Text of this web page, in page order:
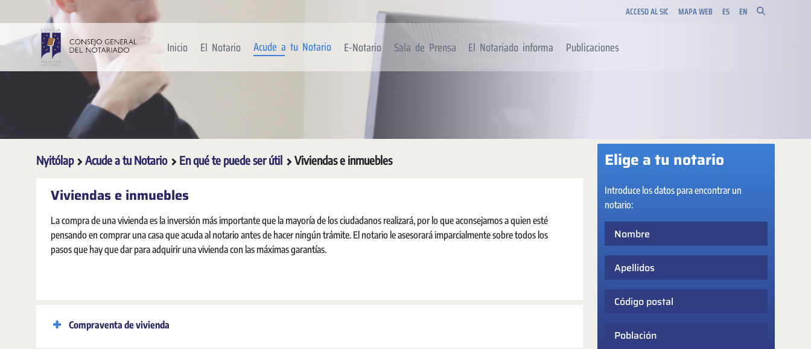
Ugrás a fő tartalomhoz ACCESO AL SIC MAPA WEB ES EN
Inicio El Notario Acude a tu Notario E-Notario Sala de Prensa El Notariado informa Publicaciones
Nyitólap Acude a tu Notario En qué te puede ser útil Viviendas e inmuebles
Viviendas e inmuebles
La compra de una vivienda es la inversión más importante que la mayoría de los ciudadanos realizará, por lo que aconsejamos a quien esté
pensando en comprar una casa que acuda al notario antes de hacer ningún trámite. El notario le asesorará imparcialmente sobre todos los
pasos que hay que dar para adquirir una vivienda con las máximas garantías.
Compraventa de vivienda
Elige a tu notario
Introduce los datos para encontrar un
notario: